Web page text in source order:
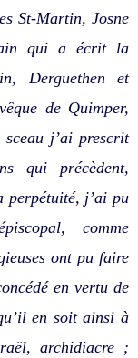
St-Martin, Josne
qui a écrit la
Derguethen et
de Quimper,
j’ai prescrit
qui précèdent,
perpétuité, j’ai pu
comme
ont pu faire
en vertu de
en soit ainsi à
archidiacre ;